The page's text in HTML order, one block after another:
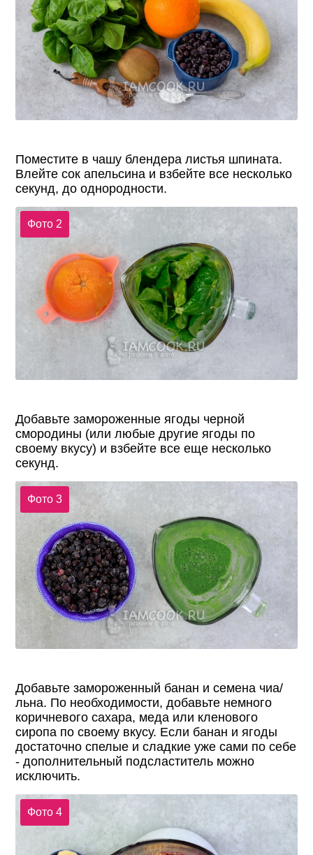
Поместите в чашу блендера листья шпината.
Влейте сок апельсина и взбейте все несколько
секунд, до однородности.
Фото 2
Добавьте замороженные ягоды черной
смородины (или любые другие ягоды по
своему вкусу) и взбейте все еще несколько
секунд.
Фото 3
Добавьте замороженный банан и семена чиа/
льна. По необходимости, добавьте немного
коричневого сахара, меда или кленового
сиропа по своему вкусу. Если банан и ягоды
достаточно спелые и сладкие уже сами по себе
- дополнительный подсластитель можно
исключить.
Фото 4